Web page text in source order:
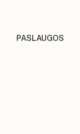
PASLAUGOS